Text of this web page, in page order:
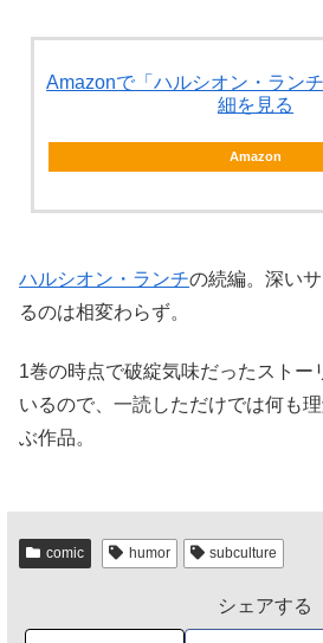
Amazonで「ハルシオン・ラン
細を見る
Amazon
ハルシオン・ランチの続編。深い
るのは相変わらず。
1巻の時点で破綻気味だったストー
いるので、一読しただけでは何も
ぶ作品。
comic humor subculture
シェアする